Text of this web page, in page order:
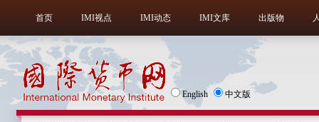
首页 IMI视点 IMI动态 IMI文库 出版物
English 中文版